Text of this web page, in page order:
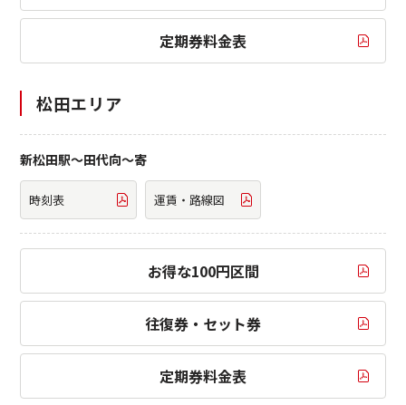
定期券料金表
松田エリア
新松田駅～田代向～寄
時刻表 運賃・路線図
お得な100円区間
往復券・セット券
定期券料金表